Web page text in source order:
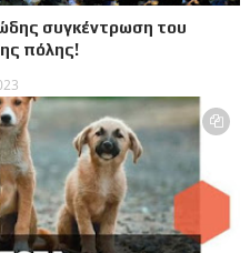
συγκέντρωση του
πόλης!